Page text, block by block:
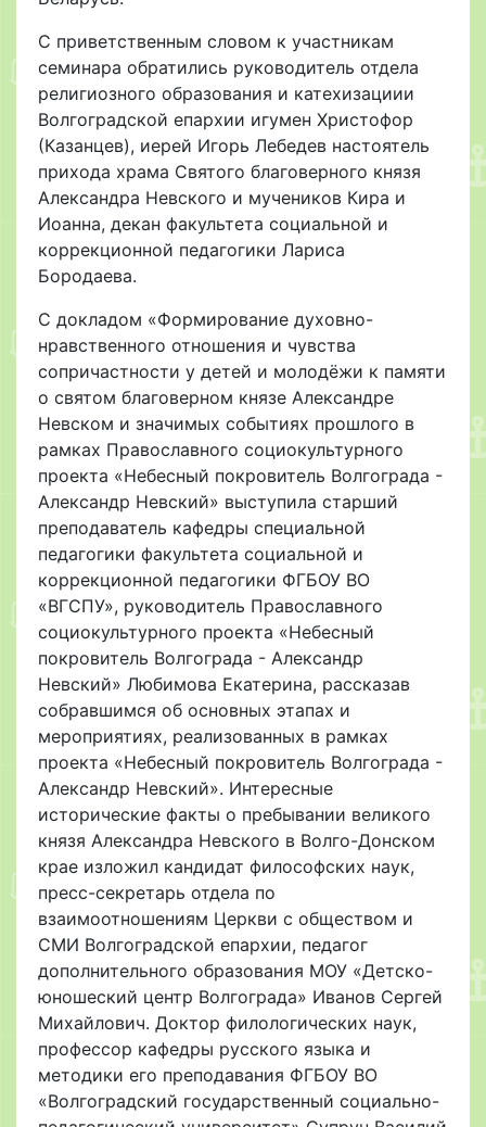
С приветственным словом к участникам
семинара обратились руководитель отдела
религиозного образования и катехизациии
Волгоградской епархии игумен Христофор
(Казанцев), иерей Игорь Лебедев настоятель
прихода храма Святого благоверного князя
Александра Невского и мучеников Кира и
Иоанна, декан факультета социальной и
коррекционной педагогики Лариса
Бородаева.
С докладом «Формирование духовно-
нравственного отношения и чувства
сопричастности у детей и молодёжи к памяти
о святом благоверном князе Александре
Невском и значимых событиях прошлого в
рамках Православного социокультурного
проекта «Небесный покровитель Волгограда -
Александр Невский» выступила старший
преподаватель кафедры специальной
педагогики факультета социальной и
коррекционной педагогики ФГБОУ ВО
«ВГСПУ», руководитель Православного
социокультурного проекта «Небесный
покровитель Волгограда - Александр
Невский» Любимова Екатерина, рассказав
собравшимся об основных этапах и
мероприятиях, реализованных в рамках
проекта «Небесный покровитель Волгограда -
Александр Невский». Интересные
исторические факты о пребывании великого
князя Александра Невского в Волго-Донском
крае изложил кандидат философских наук,
пресс-секретарь отдела по
взаимоотношениям Церкви с обществом и
СМИ Волгоградской епархии, педагог
дополнительного образования МОУ «Детско-
юношеский центр Волгограда» Иванов Сергей
Михайлович. Доктор филологических наук,
профессор кафедры русского языка и
методики его преподавания ФГБОУ ВО
«Волгоградский государственный социально-